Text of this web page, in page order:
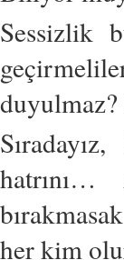
Sessizlik
hatrını…
her kim